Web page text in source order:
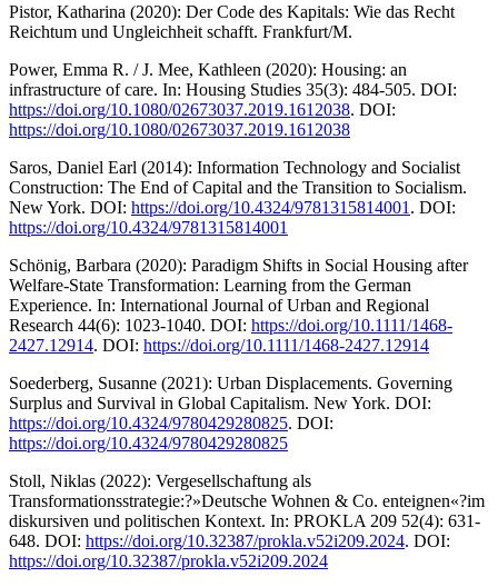
Pistor, Katharina (2020): Der Code des Kapitals: Wie das Recht
Reichtum und Ungleichheit schafft. Frankfurt/M.
Power, Emma R. / J. Mee, Kathleen (2020): Housing: an
infrastructure of care. In: Housing Studies 35(3): 484-505. DOI:
https://doi.org/10.1080/02673037.2019.1612038. DOI:
https://doi.org/10.1080/02673037.2019.1612038
Saros, Daniel Earl (2014): Information Technology and Socialist
Construction: The End of Capital and the Transition to Socialism.
New York. DOI: https://doi.org/10.4324/9781315814001 . DOI:
https://doi.org/10.4324/9781315814001
Schönig, Barbara (2020): Paradigm Shifts in Social Housing after
Welfare-State Transformation: Learning from the German
Experience. In: International Journal of Urban and Regional
Research 44(6): 1023-1040. DOI: https://doi.org/10.1111/1468-
2427.12914. DOI: https://doi.org/10.1111/1468-2427.12914
Soederberg, Susanne (2021): Urban Displacements. Governing
Surplus and Survival in Global Capitalism. New York. DOI:
https://doi.org/10.4324/9780429280825. DOI:
https://doi.org/10.4324/9780429280825
Stoll, Niklas (2022): Vergesellschaftung als
Transformationsstrategie:?»Deutsche Wohnen & Co. enteignen«?im
diskursiven und politischen Kontext. In: PROKLA 209 52(4): 631-
648. DOI: https://doi.org/10.32387/prokla.v52i209.2024. DOI:
https://doi.org/10.32387/prokla.v52i209.2024